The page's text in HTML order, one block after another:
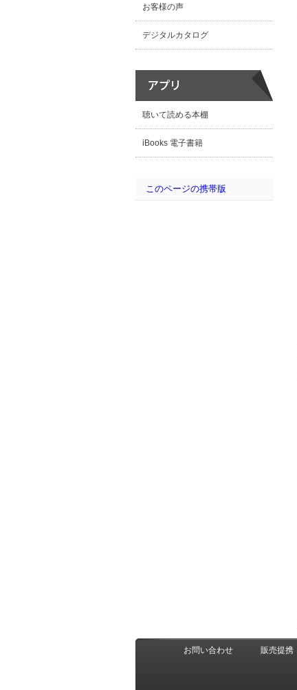
お客様の声
デジタルカタログ
聴いて読める本棚
iBooks 電子書籍
このページの携帯版
お問い合わせ 販売提携